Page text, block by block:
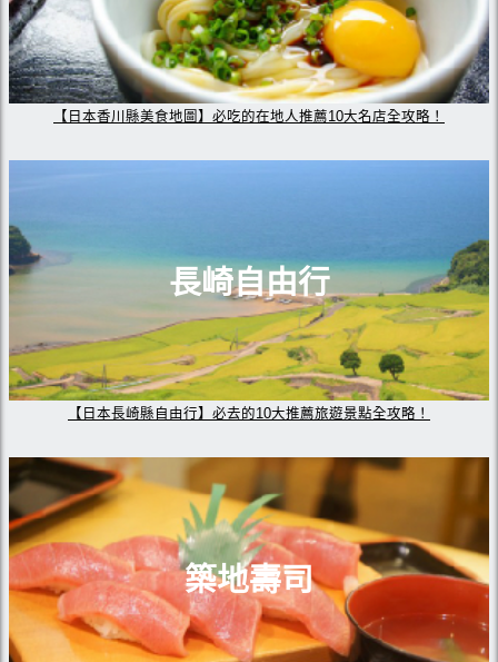
【日本香川縣美食地圖】必吃的在地人推薦10大名店全攻略！
長崎自由行
【日本長崎縣自由行】必去的10大推薦旅遊景點全攻略！
築地壽司